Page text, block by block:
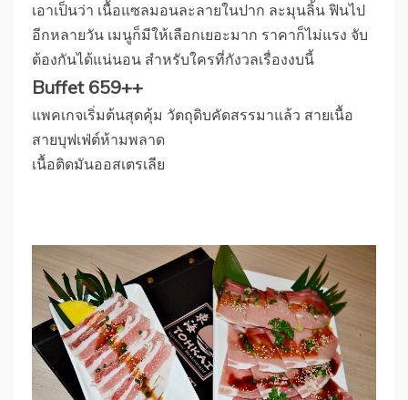
เอาเป็นว่า เนื้อแซลมอนละลายในปาก ละมุนลิ้น ฟินไป
อีกหลายวัน เมนูก็มีให้เลือกเยอะมาก ราคาก็ไม่แรง จับ
ต้องกันได้แน่นอน สำหรับใครที่กังวลเรื่องงบนี้
Buffet 659++
แพคเกจเริ่มต้นสุดคุ้ม วัตถุดิบคัดสรรมาแล้ว สายเนื้อ
สายบุฟเฟ่ต์ห้ามพลาด
เนื้อติดมันออสเตรเลีย